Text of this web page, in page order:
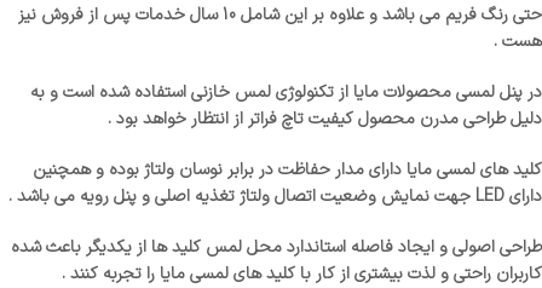
حتی رنگ فریم می باشد و علاوه بر این شامل 10 سال خدمات پس از فروش نیز
هست .
در پنل لمسی محصولات مایا از تکنولوژی لمس خازنی استفاده شده است و به
دلیل طراحی مدرن محصول کیفیت تاچ فراتر از انتظار خواهد بود .
کلید های لمسی مایا دارای مدار حفاظت در برابر نوسان ولتاژ بوده و همچنین
دارای LED جهت نمایش وضعیت اتصال ولتاژ تغذیه اصلی و پنل رویه می باشد .
طراحی اصولی و ایجاد فاصله استاندارد محل لمس کلید ها از یکدیگر باعث شده
کاربران راحتی و لذت بیشتری از کار با کلید های لمسی مایا را تجربه کنند .